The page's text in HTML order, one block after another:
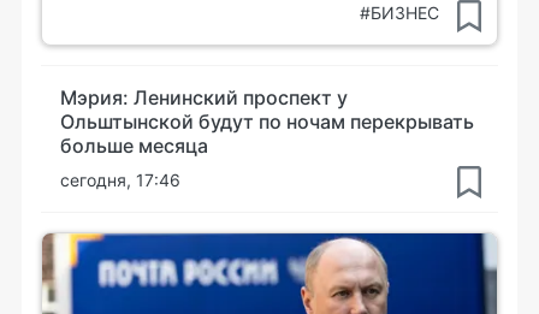
#БИЗНЕС
Мэрия: Ленинский проспект у
Ольштынской будут по ночам перекрывать
больше месяца
сегодня, 17:46